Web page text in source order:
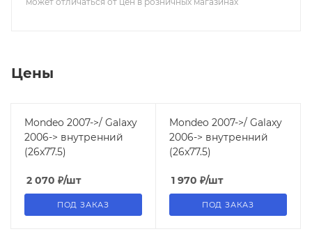
Цены
Mondeo 2007->/ Galaxy
2006-> внутренний
(26x77.5)
2 070 ₽/шт
ПОД ЗАКАЗ
Mondeo 2007->/ Galaxy
2006-> внутренний
(26x77.5)
1 970 ₽/шт
ПОД ЗАКАЗ